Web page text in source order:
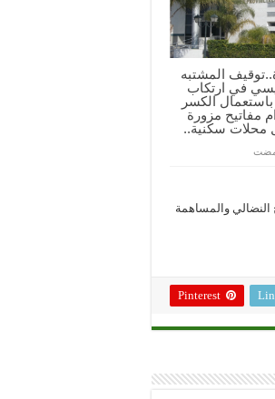
المشتبه
في ارتكاب
الكسر
مفاتيح مزورة
محلات سكنية..
مضت
النضالي والمساهمة
Pinterest